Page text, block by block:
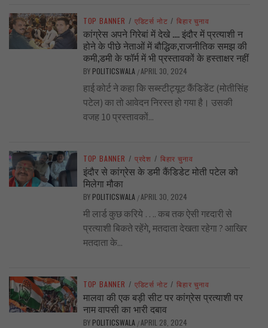
TOP BANNER / एडिटर्स नोट / बिहार चुनाव
कांग्रेस अपने गिरेबां में देखे …. इंदौर में प्रत्याशी न
होने के पीछे नेताओं में बौद्धिक,राजनीतिक समझ की
कमी,डमी के फॉर्म में भी प्रस्तावकों के हस्ताक्षर नहीं
BY POLITICSWALA /APRIL 30, 2024
हाई कोर्ट ने कहा कि सब्स्टीट्यूट कैंडिडेंट (मोतीसिंह
पटेल) का तो आवेदन निरस्त हो गया है। उसकी
वजह 10 प्रस्तावकों...
TOP BANNER / प्रदेश / बिहार चुनाव
इंदौर से कांग्रेस के डमी कैंडिडेट मोती पटेल को
मिलेगा मौका
BY POLITICSWALA /APRIL 30, 2024
मी लार्ड कुछ करिये …. कब तक ऐसी गद्द्दारी से
प्रत्याशी बिकते रहेंगे, मतदाता देखता रहेगा ? आखिर
मतदाता के...
TOP BANNER / एडिटर्स नोट / बिहार चुनाव
मालवा की एक बड़ी सीट पर कांग्रेस प्रत्याशी पर
नाम वापसी का भारी दबाव
BY POLITICSWALA /APRIL 28, 2024